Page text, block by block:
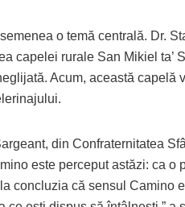
o temă centrală. Dr.
capelei rurale San Mikiel ta’
Acum, această capelă
din Confraternitatea
este perceput astăzi: ca o
concluzia că sensul Camino